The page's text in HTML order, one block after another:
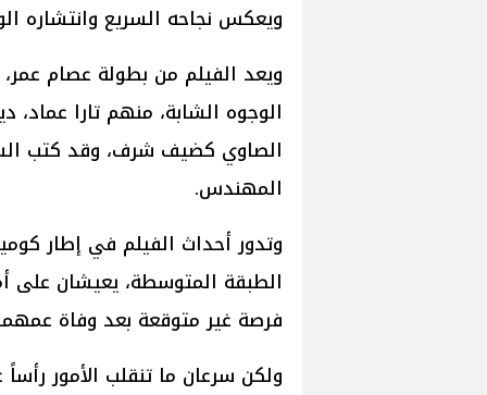
ويعكس نجاحه السريع وانتشاره
ويعد الفيلم من بطولة عصام
الوجوه الشابة، منهم تارا
الصاوي كضيف شرف، وقد كتب
المهندس.
وتدور أحداث الفيلم في إطار
الطبقة المتوسطة، يعيشان على
فرصة غير متوقعة بعد وفاة
ولكن سرعان ما تنقلب الأمور